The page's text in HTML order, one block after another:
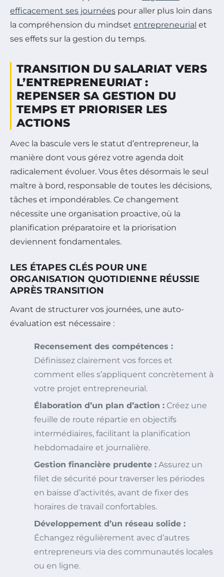
efficacement ses journées pour aller plus loin dans
la compréhension du mindset entrepreneurial et
ses effets sur la gestion du temps.
TRANSITION DU SALARIAT VERS
L’ENTREPRENEURIAT :
REPENSER SA GESTION DU
TEMPS ET PRIORISER LES
ACTIONS
Avec la bascule vers le statut d’entrepreneur, la
manière dont vous gérez votre agenda doit
radicalement évoluer. Vous êtes désormais le seul
maître à bord, responsable de toutes les décisions,
tâches et impondérables. Ce changement
nécessite une organisation proactive, où la
planification préparatoire et la priorisation
deviennent fondamentales.
LES ÉTAPES CLÉS POUR UNE
ORGANISATION QUOTIDIENNE RÉUSSIE
APRÈS TRANSITION
Avant de structurer vos journées, une auto-
évaluation est nécessaire :
Recensement des compétences :
Définissez clairement vos forces et
comment elles s’appliquent concrètement à
votre projet entrepreneurial.
Élaboration d’un plan d’action : Créez une
feuille de route répartie en objectifs
intermédiaires, facilitant la planification
hebdomadaire et journalière.
Gestion financière prudente : Assurez un
filet de sécurité pour traverser les périodes
en baisse d’activités, avant de fixer des
horaires de travail confortables.
Développement d’un réseau solide :
Échangez régulièrement avec d’autres
entrepreneurs via des communautés locales
ou en ligne.